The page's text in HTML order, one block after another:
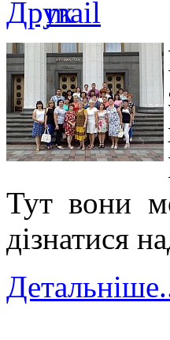
Тут вони
дізнатися